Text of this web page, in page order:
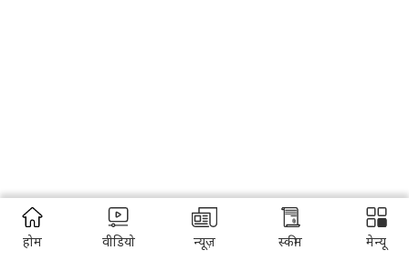
होम वीडियो न्यूज़ स्कीम मेन्यू